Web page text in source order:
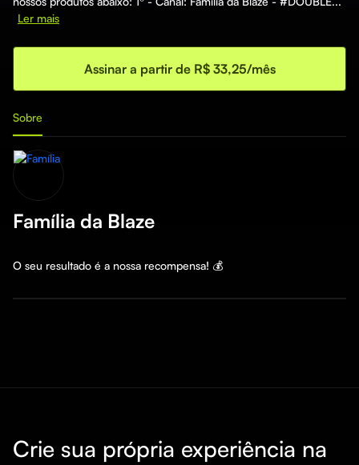
Ler mais
Assinar a partir de R$ 33,25/mês
Sobre
Família da Blaze
Crie sua própria experiência na